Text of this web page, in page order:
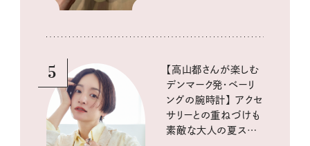
5
【高山都さんが楽しむ
デンマーク発・ベーリ
ングの腕時計】 アクセ
サリーとの重ねづけも
素敵な大人の夏スタイ